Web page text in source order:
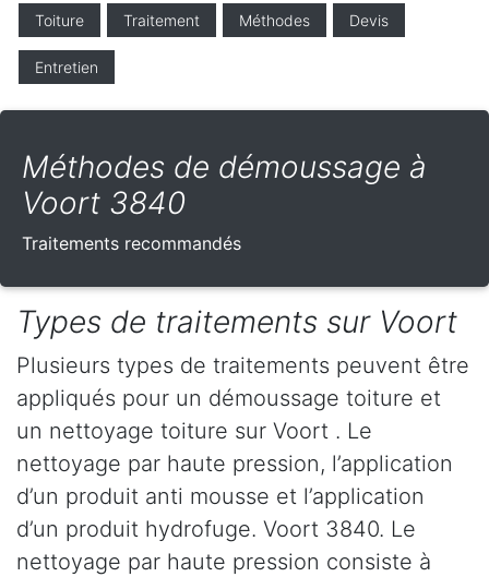
Toiture Traitement Méthodes Devis
Entretien
Méthodes de démoussage à
Voort 3840
Traitements recommandés
Types de traitements sur Voort
Plusieurs types de traitements peuvent être
appliqués pour un démoussage toiture et
un nettoyage toiture sur Voort . Le
nettoyage par haute pression, l’application
d’un produit anti mousse et l’application
d’un produit hydrofuge. Voort 3840. Le
nettoyage par haute pression consiste à